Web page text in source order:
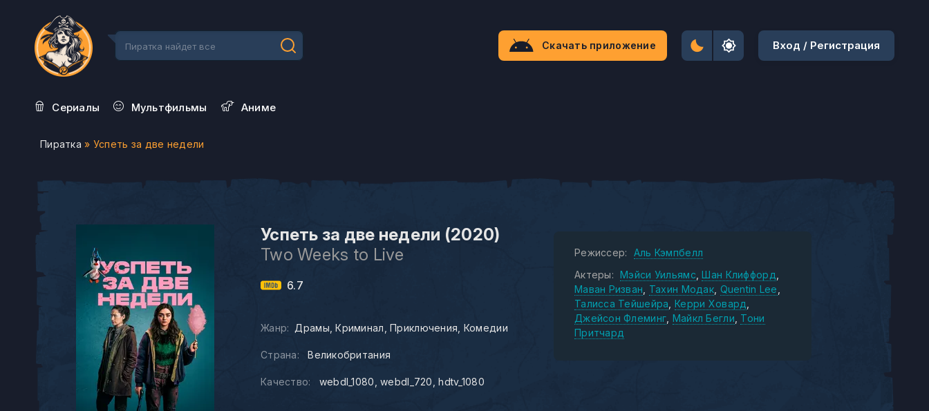
Скачать приложение Вход / Регистрация
Сериалы Мультфильмы Aниме
Пиратка » Успеть за две недели
Успеть за две недели (2020)
Two Weeks to Live
6.7
Жанр: Драмы Криминал Приключения Комедии
Страна: Великобритания
Качество: webdl_1080 webdl_720 hdtv_1080
Режиссер:
Аль Кэмпбелл
Актеры:
Мэйси Уильямс Шан Клиффорд
Маван Ризван
Тахин Модак Quentin Lee
Талисса Тейшейра Керри Ховард
Джейсон Флеминг Майкл Бегли Тони
Притчард